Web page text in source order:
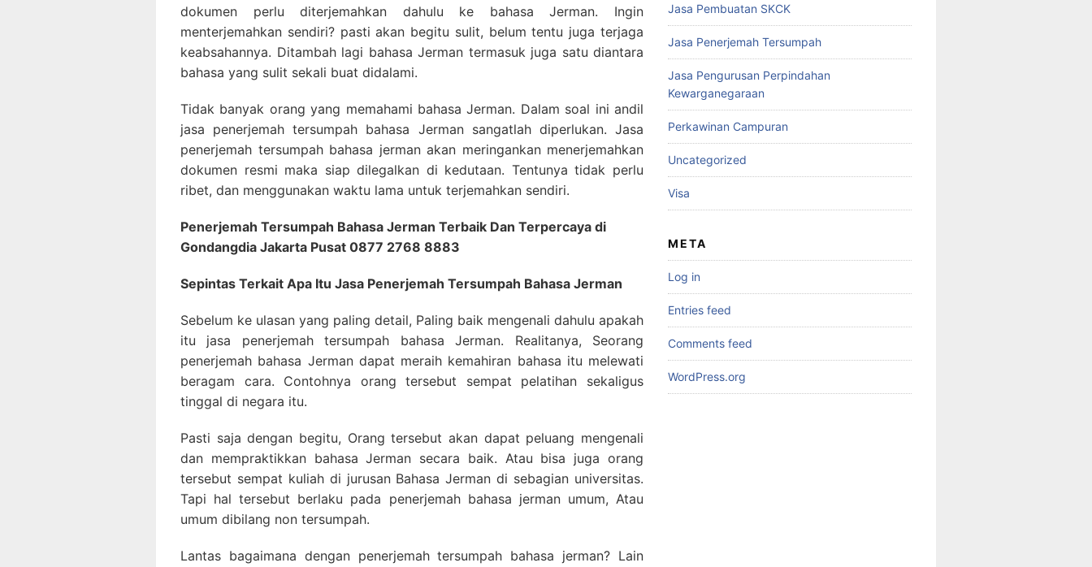
dokumen perlu diterjemahkan dahulu ke bahasa Jerman. Ingin
menterjemahkan sendiri? pasti akan begitu sulit, belum tentu juga terjaga
keabsahannya. Ditambah lagi bahasa Jerman termasuk juga satu diantara
bahasa yang sulit sekali buat didalami.
Tidak banyak orang yang memahami bahasa Jerman. Dalam soal ini andil
jasa penerjemah tersumpah bahasa Jerman sangatlah diperlukan. Jasa
penerjemah tersumpah bahasa jerman akan meringankan menerjemahkan
dokumen resmi maka siap dilegalkan di kedutaan. Tentunya tidak perlu
ribet, dan menggunakan waktu lama untuk terjemahkan sendiri.
Penerjemah Tersumpah Bahasa Jerman Terbaik Dan Terpercaya di
Gondangdia Jakarta Pusat 0877 2768 8883
Sepintas Terkait Apa Itu Jasa Penerjemah Tersumpah Bahasa Jerman
Sebelum ke ulasan yang paling detail, Paling baik mengenali dahulu apakah
itu jasa penerjemah tersumpah bahasa Jerman. Realitanya, Seorang
penerjemah bahasa Jerman dapat meraih kemahiran bahasa itu melewati
beragam cara. Contohnya orang tersebut sempat pelatihan sekaligus
tinggal di negara itu.
Pasti saja dengan begitu, Orang tersebut akan dapat peluang mengenali
dan mempraktikkan bahasa Jerman secara baik. Atau bisa juga orang
tersebut sempat kuliah di jurusan Bahasa Jerman di sebagian universitas.
Tapi hal tersebut berlaku pada penerjemah bahasa jerman umum, Atau
umum dibilang non tersumpah.
Lantas bagaimana dengan penerjemah tersumpah bahasa jerman? Lain
Jasa Pembuatan SKCK
Jasa Penerjemah Tersumpah
Jasa Pengurusan Perpindahan
Kewarganegaraan
Perkawinan Campuran
Uncategorized
Visa
META
Log in
Entries feed
Comments feed
WordPress.org